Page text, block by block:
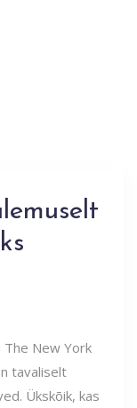
The New York
tavaliselt
Ükskõik, kas